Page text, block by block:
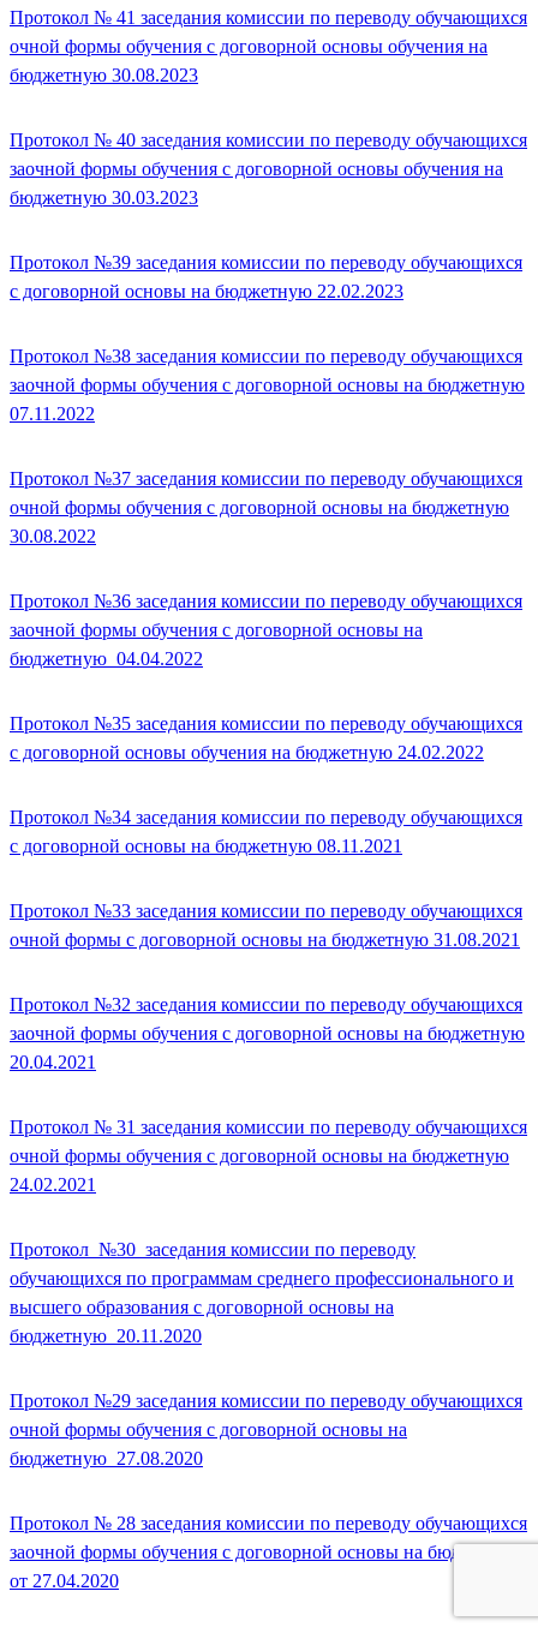
Протокол № 41 заседания комиссии по переводу обучающихся
очной формы обучения с договорной основы обучения на
бюджетную 30.08.2023
Протокол № 40 заседания комиссии по переводу обучающихся
заочной формы обучения с договорной основы обучения на
бюджетную 30.03.2023
Протокол №39 заседания комиссии по переводу обучающихся
с договорной основы на бюджетную 22.02.2023
Протокол №38 заседания комиссии по переводу обучающихся
заочной формы обучения с договорной основы на бюджетную
07.11.2022
Протокол №37 заседания комиссии по переводу обучающихся
очной формы обучения с договорной основы на бюджетную
30.08.2022
Протокол №36 заседания комиссии по переводу обучающихся
заочной формы обучения с договорной основы на
бюджетную_04.04.2022
Протокол №35 заседания комиссии по переводу обучающихся
с договорной основы обучения на бюджетную 24.02.2022
Протокол №34 заседания комиссии по переводу обучающихся
с договорной основы на бюджетную 08.11.2021
Протокол №33 заседания комиссии по переводу обучающихся
очной формы с договорной основы на бюджетную 31.08.2021
Протокол №32 заседания комиссии по переводу обучающихся
заочной формы обучения с договорной основы на бюджетную
20.04.2021
Протокол № 31 заседания комиссии по переводу обучающихся
очной формы обучения с договорной основы на бюджетную
24.02.2021
Протокол_№30_заседания комиссии по переводу
обучающихся по программам среднего профессионального и
высшего образования с договорной основы на
бюджетную_20.11.2020
Протокол №29 заседания комиссии по переводу обучающихся
очной формы обучения с договорной основы на
бюджетную_27.08.2020
Протокол № 28 заседания комиссии по переводу обучающихся
заочной формы обучения с договорной основы на бюджетную
от 27.04.2020